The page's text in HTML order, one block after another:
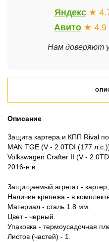
Яндекс ★
Авито ★ 4.9
Нам доверяют
Описание
Защита картера и КПП Rival
MAN TGE (V - 2.0TDI (177
Volkswagen Crafter II (V -
2016-н.в.
Защищаемый агрегат -
Наличие крепежа - в
Материал - сталь 1.8 мм.
Цвет - черный.
Упаковка - термоусадочная
Листов (частей) - 1.